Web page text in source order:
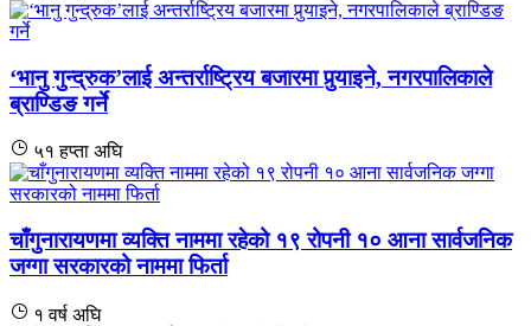
‘भानु गुन्द्रुक’लाई अन्तर्राष्ट्रिय बजारमा पुर्‍याइने, नगरपालिकाले
ब्राण्डिङ गर्ने
५१ हप्ता अघि
चाँगुनारायणमा व्यक्ति नाममा रहेको १९ रोपनी १० आना सार्वजनिक
जग्गा सरकारको नाममा फिर्ता
१ वर्ष अघि